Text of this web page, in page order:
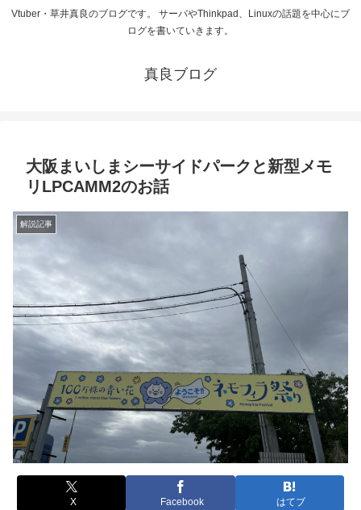
Vtuber・草井真良のブログです。 サーバやThinkpad、Linuxの話題を中心にブ
ログを書いていきます。
真良ブログ
大阪まいしまシーサイドパークと新型メモ
リLPCAMM2のお話
解説記事
X Facebook はてブ